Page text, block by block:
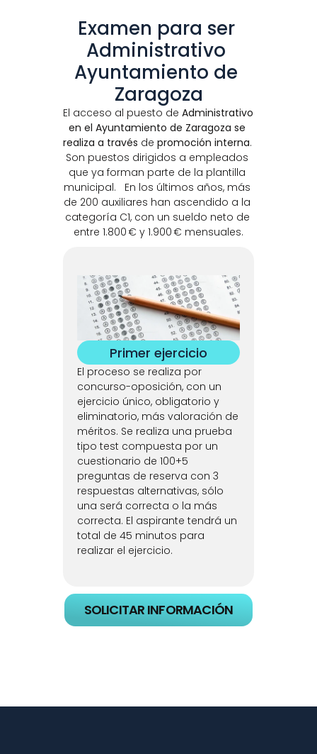
Examen para ser
Administrativo
Ayuntamiento de
Zaragoza
El acceso al puesto de Administrativo
en el Ayuntamiento de Zaragoza se
realiza a través de promoción interna.
Son puestos dirigidos a empleados
que ya forman parte de la plantilla
municipal.   En los últimos años, más
de 200 auxiliares han ascendido a la
categoría C1, con un sueldo neto de
entre 1.800 € y 1.900 € mensuales.
Primer ejercicio
El proceso se realiza por
concurso-oposición, con un
ejercicio único, obligatorio y
eliminatorio, más valoración de
méritos. Se realiza una prueba
tipo test compuesta por un
cuestionario de 100+5
preguntas de reserva con 3
respuestas alternativas, sólo
una será correcta o la más
correcta. El aspirante tendrá un
total de 45 minutos para
realizar el ejercicio.
SOLICITAR INFORMACIÓN